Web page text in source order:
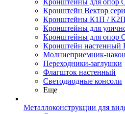
Кронштейны для
Кронштейн Вектор
Кронштейны К1П / К2П
Кронштейны для
Кронштейны для
Кронштейн настенный
Молниеприемник-
Переходники-заглушки
Флагшток настенный
Светодиодные консоли
Еще
Металлоконструкции для